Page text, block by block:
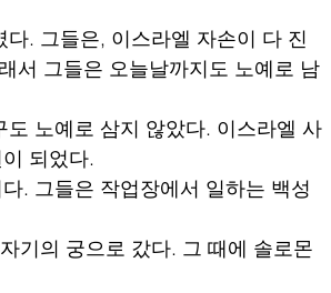
. 그들은, 이스라엘 자손이 다 진
서 그들은 오늘날까지도 노예로 남
노예로 삼지 않았다. 이스라엘 사
되었다.
. 그들은 작업장에서 일하는 백성
기의 궁으로 갔다. 그 때에 솔로몬